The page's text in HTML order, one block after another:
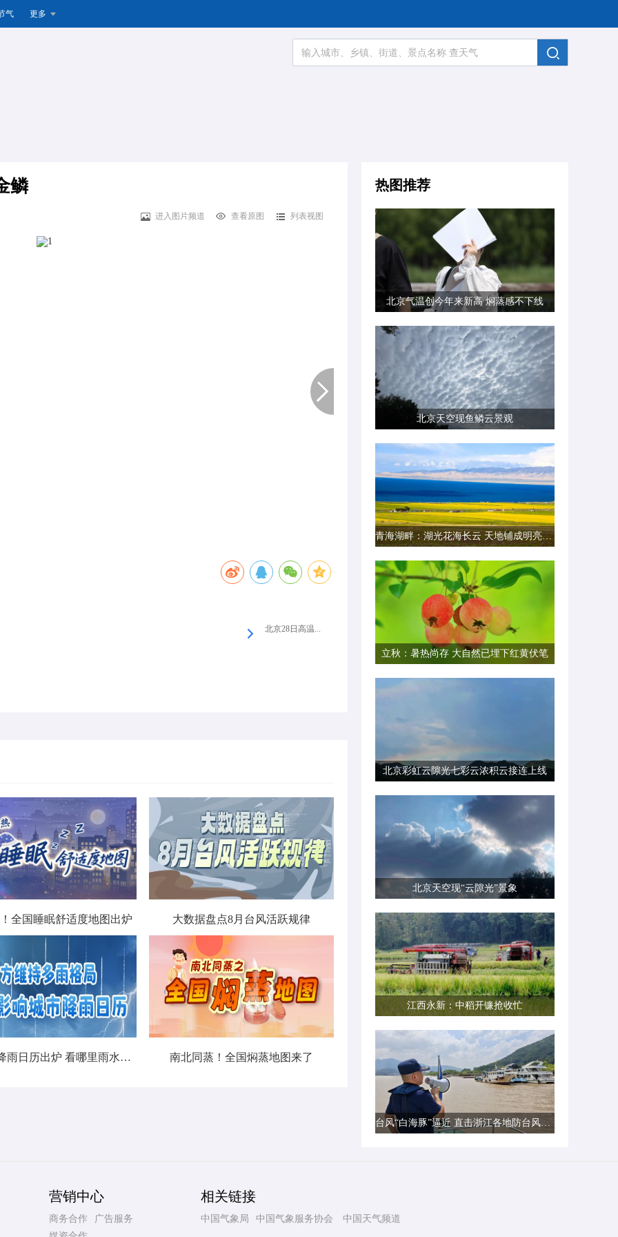
气 更多
鳞
进入图片频道 查看原图 列表视图
北京28日高温...
全国睡眠舒适度地图出炉 大数据盘点8月台风活跃规律
北方城市降雨日历出炉 看哪里雨水超长待机 南北同蒸！全国焖蒸地图来了
热图推荐
北京气温创今年来新高 焖蒸感不下线
北京天空现鱼鳞云景观
青海湖畔：湖光花海长云 天地铺成明亮画卷
立秋：暑热尚存 大自然已埋下红黄伏笔
北京彩虹云隙光七彩云浓积云接连上线
北京天空现“云隙光”景象
江西永新：中稻开镰抢收忙
台风“白海豚”逼近 直击浙江各地防台风一线现场
营销中心
商务合作
广告服务
相关链接
中国气象局 中国气象服务协会 中国天气频道